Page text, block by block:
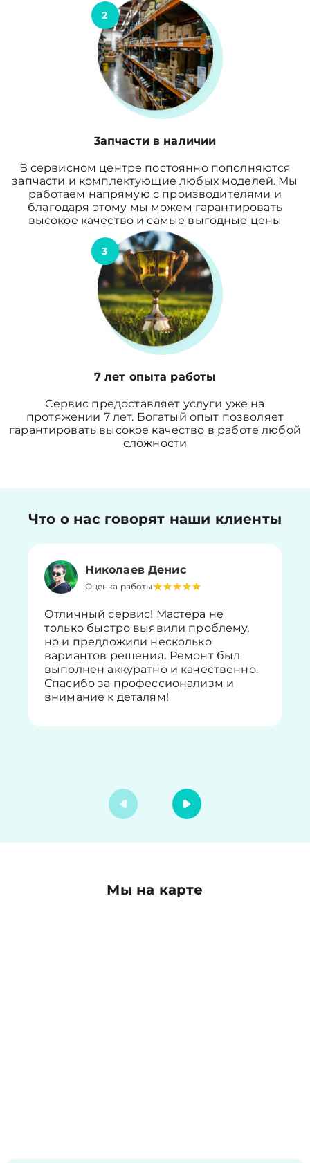
2
3апчасти в наличии
В сервисном центре постоянно пополняются
запчасти и комплектующие любых моделей. Мы
работаем напрямую с производителями и
благодаря этому мы можем гарантировать
высокое качество и самые выгодные цены
3
7 лет опыта работы
Сервис предоставляет услуги уже на
протяжении 7 лет. Богатый опыт позволяет
гарантировать высокое качество в работе любой
сложности
Что о нас говорят наши клиенты
Николаев Денис
Оценка работы
Отличный сервис! Мастера не
только быстро выявили проблему,
но и предложили несколько
вариантов решения. Ремонт был
выполнен аккуратно и качественно.
Спасибо за профессионализм и
внимание к деталям!
Мы на карте